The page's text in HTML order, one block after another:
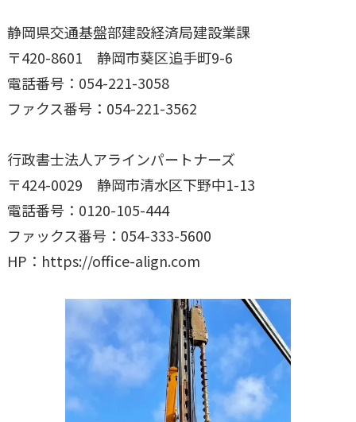
静岡県交通基盤部建設経済局建設業課
〒420-8601 静岡市葵区追手町9-6
電話番号：054-221-3058
ファクス番号：054-221-3562
行政書士法人アラインパートナーズ
〒424-0029 静岡市清水区下野中1-13
電話番号：0120-105-444
ファックス番号：054-333-5600
HP：https://office-align.com